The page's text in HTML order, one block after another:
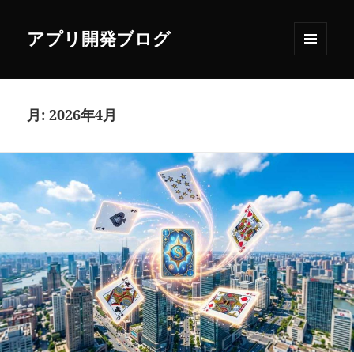
アプリ開発ブログ
ーとウ
月:2026年4月